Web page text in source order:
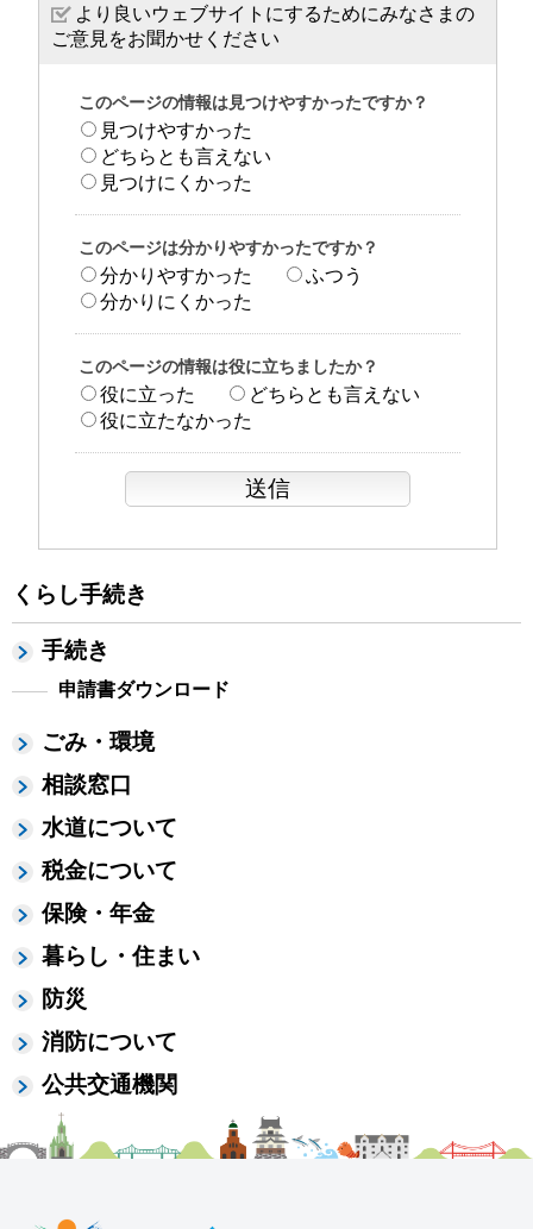
くらし手続き
手続き
申請書ダウンロード
ごみ・環境
相談窓口
水道について
税金について
保険・年金
暮らし・住まい
防災
消防について
公共交通機関
より良いウェブサイトにするためにみなさまの
ご意見をお聞かせください
このページの情報は見つけやすかったですか？
見つけやすかった
どちらとも言えない
見つけにくかった
このページは分かりやすかったですか？
分かりやすかった
ふつう
分かりにくかった
このページの情報は役に立ちましたか？
役に立った
どちらとも言えない
役に立たなかった